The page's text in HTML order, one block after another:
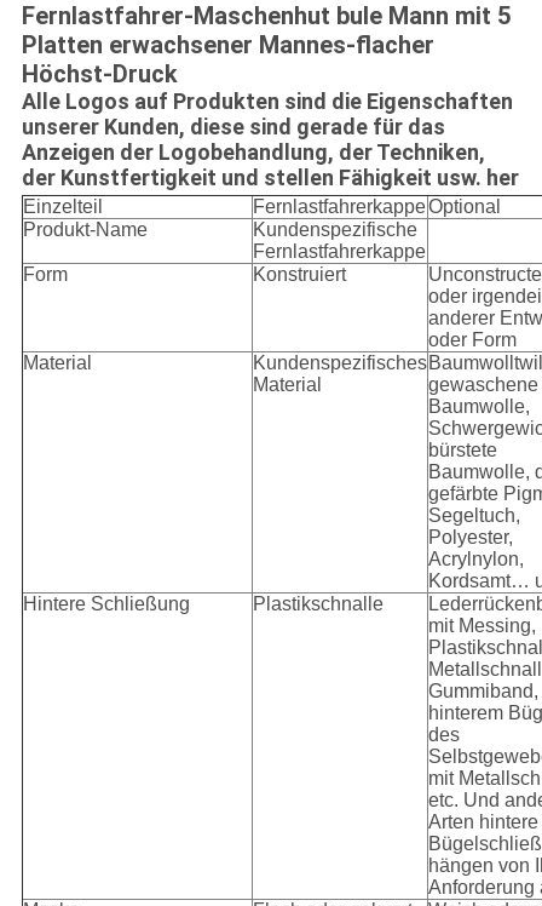
Fernlastfahrer-Maschenhut bule Mann mit 5
Platten erwachsener Mannes-flacher
Höchst-Druck
Alle Logos auf Produkten sind die Eigenschaften
unserer Kunden, diese sind gerade für das
Anzeigen der Logobehandlung, der Techniken,
der Kunstfertigkeit und stellen Fähigkeit usw. her
Einzelteil FernlastfahrerkappeOptional
Produkt-Name
Kundenspezifische
Fernlastfahrerkappe
Form
Konstruiert
oder
anderer
oder Form
Material
Kundenspezifisches
Material
gewaschene
Baumwolle,
bürstete
Baumwolle,
gefärbte
Segeltuch,
Polyester,
Acrylnylon,
Kordsamt…
Hintere Schließung
Plastikschnalle
mit Messing,
Gummiband,
hinterem
des
mit
etc. Und
Arten hintere
hängen von
Anforderung